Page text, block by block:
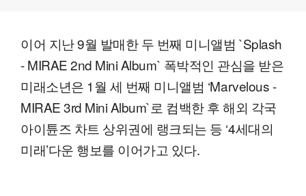
이어 지난 9월 발매한 두 번째 미니앨범 `Splash
- MIRAE 2nd Mini Album` 폭박적인 관심을 받은
미래소년은 1월 세 번째 미니앨범 ‘Marvelous -
MIRAE 3rd Mini Album`로 컴백한 후 해외 각국
아이튠즈 차트 상위권에 랭크되는 등 ‘4세대의
미래’다운 행보를 이어가고 있다.